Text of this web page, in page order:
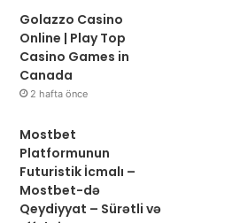
Golazzo Casino
Online | Play Top
Casino Games in
Canada
2 hafta önce
Mostbet
Platformunun
Futuristik İcmalı –
Mostbet-də
Qeydiyyat – Sürətli və